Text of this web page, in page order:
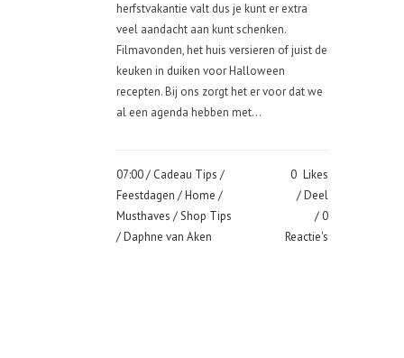
herfstvakantie valt dus je kunt er extra
veel aandacht aan kunt schenken.
Filmavonden, het huis versieren of juist de
keuken in duiken voor Halloween
recepten. Bij ons zorgt het er voor dat we
al een agenda hebben met...
07:00 / Cadeau Tips /
Feestdagen /Home /
Musthaves /Shop Tips
/ Daphne van Aken
0 Likes
Deel
0
Reactie's